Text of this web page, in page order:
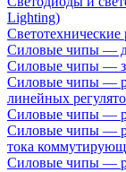
Lighting)
Силовые чипы —
Силовые чипы —
Силовые чипы —
линейных
Силовые чипы —
Силовые чипы —
тока
Силовые чипы —